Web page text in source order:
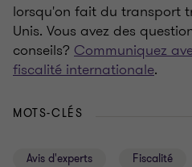
lorsqu'on fait du transport
Unis. Vous avez des
conseils? Communiquez
fiscalité internationale.
MOTS-CLÉS
Avis d'experts Fiscalité